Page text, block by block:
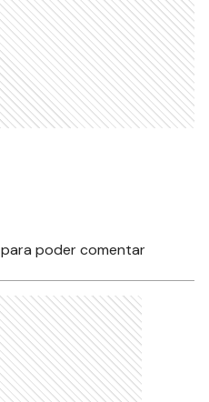
para poder comentar